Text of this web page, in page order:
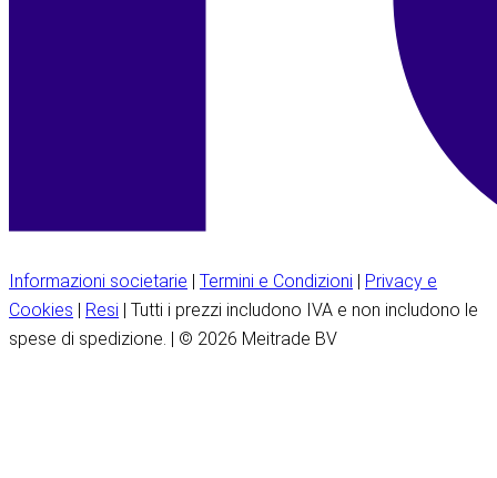
Informazioni societarie | Termini e Condizioni | Privacy e
Cookies | Resi | Tutti i prezzi includono IVA e non includono le
spese di spedizione. | © 2026 Meitrade BV